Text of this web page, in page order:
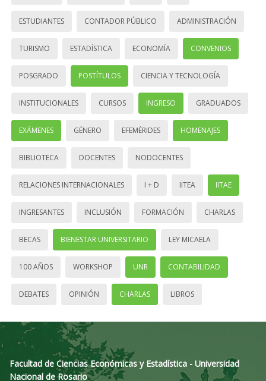
ESTUDIANTES CONTADOR PÚBLICO ADMINISTRACIÓN
TURISMO ESTADÍSTICA ECONOMÍA CONVENIOS
POSGRADO POSTÍTULOS CIENCIA Y TECNOLOGÍA
INSTITUCIONALES CURSOS INGRESO GRADUADOS
EXÁMENES GÉNERO EFEMÉRIDES HOMENAJES
BIBLIOTECA DOCENTES NODOCENTES
RELACIONES INTERNACIONALES I + D IITEA IITAE
INGRESANTES INCLUSIÓN FORMACIÓN CHARLAS
BECAS BIENESTAR UNIVERSITARIO LEY MICAELA
100 AÑOS WORKSHOP UNR CONTABILIDAD
DEBATES OPINIÓN CHARLAS LIBROS
Facultad de Ciencias Económicas y Estadística - Universidad
Nacional de Rosario